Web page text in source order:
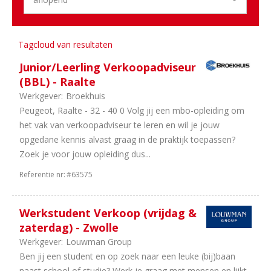
Onderdelen
Schadeherstel
Banden
wielen
Aantal
uren
overleg
uur
32
uur
38
uur
36
uur
Tagcloud van resultaten
Junior/Leerling Verkoopadviseur
(BBL) - Raalte
Werkgever: Broekhuis
Peugeot, Raalte - 32 - 40 0 Volg jij een mbo-opleiding om
het vak van verkoopadviseur te leren en wil je jouw
opgedane kennis alvast graag in de praktijk toepassen?
Zoek je voor jouw opleiding dus...
Referentie nr:#63575
Werkstudent Verkoop (vrijdag &
zaterdag) - Zwolle
Werkgever: Louwman Group
Ben jij een student en op zoek naar een leuke (bij)baan